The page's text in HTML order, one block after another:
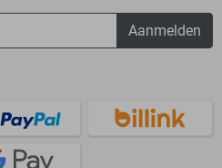
Aanmelden